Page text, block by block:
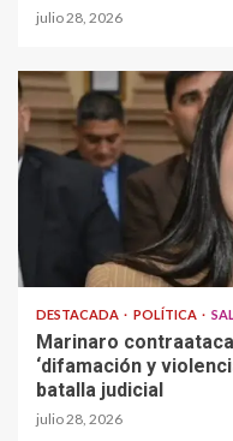
julio 28, 2026
DESTACADA POLÍTICA
Marinaro
‘difamación y
batalla judicial
julio 28, 2026